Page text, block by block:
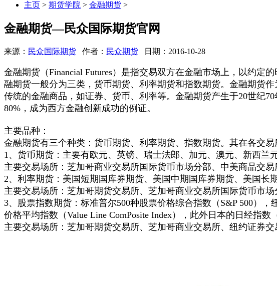
主页 > 期货学院 > 金融期货 >
金融期货—民众国际期货官网
来源： 民众国际期货 作者： 民众期货 日期：2016-10-28
金融期货（Financial Futures）是指交易双方在金融市场上，以约
融期货一般分为三类，货币期货、利率期货和指数期货。金融期货
传统的金融商品，如证券、货币、利率等。金融期货产生于20世纪
80%，成为西方金融创新成功的例证。
主要品种：
金融期货有三个种类：货币期货、利率期货、指数期货。其在各交易
1、货币期货：主要有欧元、英镑、瑞士法郎、加元、澳元、新西兰
主要交易场所：芝加哥商业交易所国际货币市场分部、中美商品交易
2、利率期货：美国短期国库券期货、美国中期国库券期货、美国长
主要交易场所：芝加哥期货交易所、芝加哥商业交易所国际货币市场
3、股票指数期货：标准普尔500种股票价格综合指数（S&P 500）
价格平均指数（Value Line ComPosite Index），此外日本的日经指
主要交易场所：芝加哥期货交易所、芝加哥商业交易所、纽约证券交